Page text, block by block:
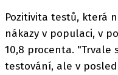
Pozitivita testů, která
nákazy v populaci, v
10,8 procenta. "Trvale
testování, ale v